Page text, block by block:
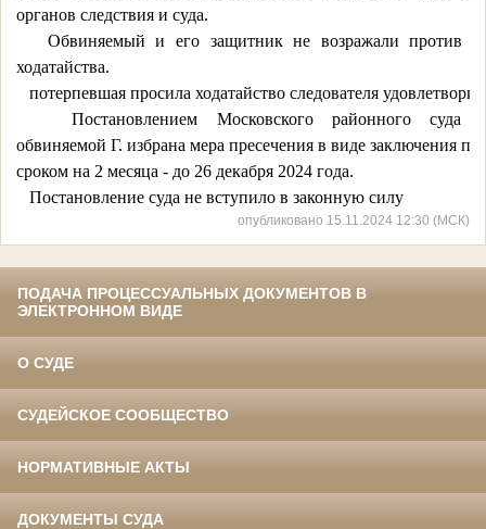
органов следствия и суда.
Обвиняемый
и его защитникне возражали против
ходатайства.
потерпевшая просила ходатайство следователя
Постановлением
Московского районного суда
обвиняемой Г. избрана мера пресечения в виде заключения
сроком на 2 месяца - до 26 декабря 2024 года.
Постановление суда не вступило в законную силу
опубликовано 15.11.2024 12:30 (МСК)
ПОДАЧА ПРОЦЕССУАЛЬНЫХ ДОКУМЕНТОВ В
ЭЛЕКТРОННОМ ВИДЕ
О СУДЕ
СУДЕЙСКОЕ СООБЩЕСТВО
НОРМАТИВНЫЕ АКТЫ
ДОКУМЕНТЫ СУДА